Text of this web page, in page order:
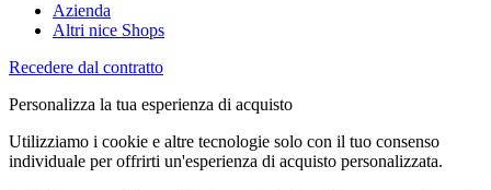
Azienda
Altri nice Shops
Recedere dal contratto
Personalizza la tua esperienza di acquisto
Utilizziamo i cookie e altre tecnologie solo con il tuo consenso
individuale per offrirti un'esperienza di acquisto personalizzata.